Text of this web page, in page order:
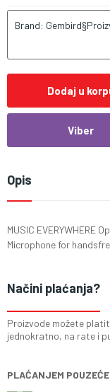
Brand:
Dodaj u
Viber
Opis
MUSIC EVERYWHERE
Microphone for
Načini plaćanja?
Proizvode možete
jednokratno, na rate i
PLAĆANJEM